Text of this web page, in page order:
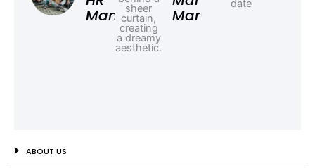
Manager Manager
ABOUT US